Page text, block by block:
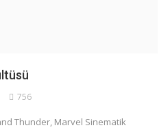
756
Thunder, Marvel Sinematik